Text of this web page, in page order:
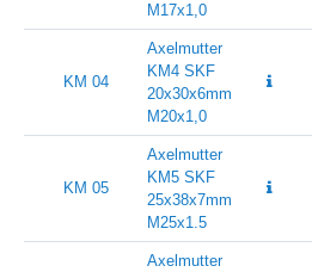
M17x1,0
KM 04
Axelmutter
KM4 SKF
20x30x6mm
M20x1,0
KM 05
Axelmutter
KM5 SKF
25x38x7mm
M25x1.5
Axelmutter